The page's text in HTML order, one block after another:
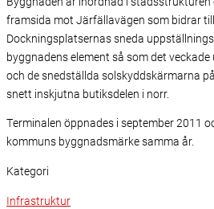
framsida mot Järfällavägen som bidrar
Dockningsplatsernas sneda
byggnadens element så som det
och de snedställda solskyddskärmarna
snett inskjutna butiksdelen i norr.
Terminalen öppnades i september 2011
kommuns byggnadsmärke samma år.
Kategori
Infrastruktur